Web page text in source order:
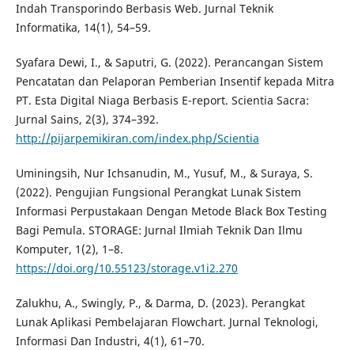
Indah Transporindo Berbasis Web. Jurnal Teknik
Informatika, 14(1), 54–59.
Syafara Dewi, I., & Saputri, G. (2022). Perancangan Sistem
Pencatatan dan Pelaporan Pemberian Insentif kepada Mitra
PT. Esta Digital Niaga Berbasis E-report. Scientia Sacra:
Jurnal Sains, 2(3), 374–392.
http://pijarpemikiran.com/index.php/Scientia
Uminingsih, Nur Ichsanudin, M., Yusuf, M., & Suraya, S.
(2022). Pengujian Fungsional Perangkat Lunak Sistem
Informasi Perpustakaan Dengan Metode Black Box Testing
Bagi Pemula. STORAGE: Jurnal Ilmiah Teknik Dan Ilmu
Komputer, 1(2), 1–8.
https://doi.org/10.55123/storage.v1i2.270
Zalukhu, A., Swingly, P., & Darma, D. (2023). Perangkat
Lunak Aplikasi Pembelajaran Flowchart. Jurnal Teknologi,
Informasi Dan Industri, 4(1), 61–70.